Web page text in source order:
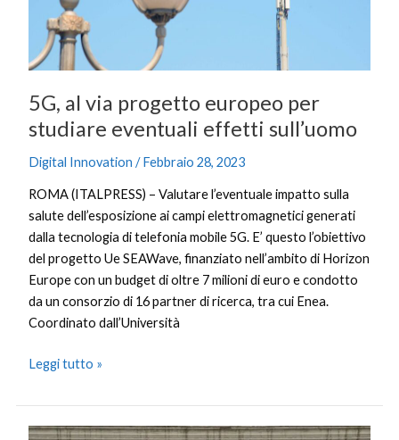
5G, al via progetto europeo per
studiare eventuali effetti sull’uomo
Digital Innovation /Febbraio 28, 2023
ROMA (ITALPRESS) – Valutare l’eventuale impatto sulla
salute dell’esposizione ai campi elettromagnetici generati
dalla tecnologia di telefonia mobile 5G. E’ questo l’obiettivo
del progetto Ue SEAWave, finanziato nell’ambito di Horizon
Europe con un budget di oltre 7 milioni di euro e condotto
da un consorzio di 16 partner di ricerca, tra cui Enea.
Coordinato dall’Università
effetti
sull’uomo
Leggi tutto »
Banca